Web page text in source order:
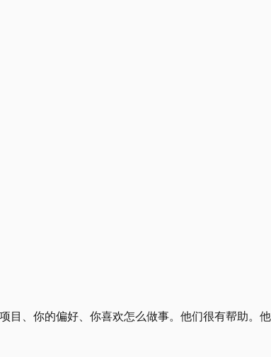
目、你的偏好、你喜欢怎么做事。他们很有帮助。